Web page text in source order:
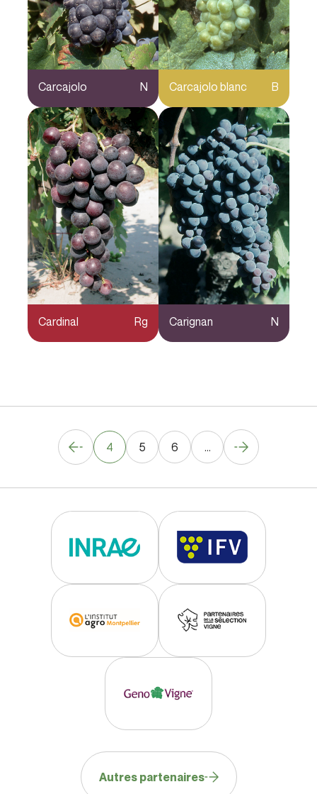
Carcajolo N Carcajolo blanc B
Cardinal Rg Carignan N
4 5 6 ...
Autres partenaires